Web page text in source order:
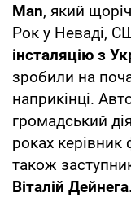
Man, який
Рок у Неваді,
інсталяцію з
зробили на
наприкінці.
громадський
роках
також
Віталій Дейнега.